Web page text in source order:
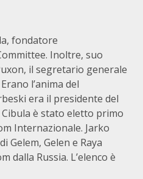
fondatore
Inoltre, suo
il segretario generale
l’anima del
era il presidente del
è stato eletto primo
Internazionale. Jarko
Gelem, Gelen e Raya
dalla Russia. L’elenco è